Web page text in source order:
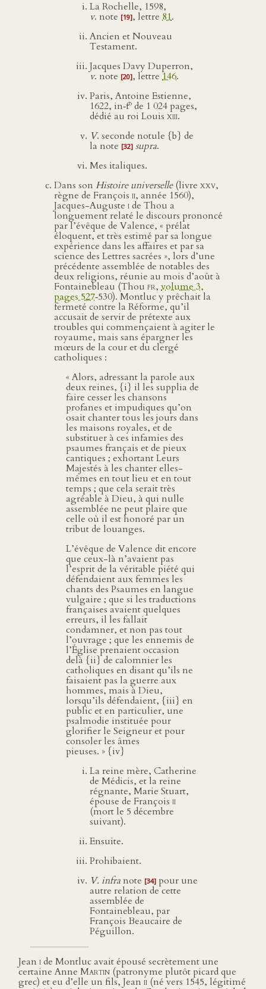
La Rochelle, 1598,
v. note [19], lettre 81.
Ancien et Nouveau
Testament.
Jacques Davy Duperron,
v. note [20], lettre 146.
Paris, Antoine Estienne,
1622, in‑fo de 1 024 pages,
dédié au roi Louis xiii.
V. seconde notule {b} de
la note [32] supra.
Mes italiques.
Dans son Histoire universelle(livre xxv,
règne de François ii, année 1560),
Jacques-Auguste ide Thou a
longuement relaté le discours prononcé
par l’évêque de Valence, « prélat
éloquent, et très estimé par sa longue
expérience dans les affaires et par sa
science des Lettres sacrées », lors d’une
précédente assemblée de notables des
deux religions, réunie au mois d’août à
Fontainebleau (Thou fr, volume 3,
pages 527‑530). Montluc y prêchait la
fermeté contre la Réforme, qu’il
accusait de servir de prétexte aux
troubles qui commençaient à agiter le
royaume, mais sans épargner les
mœurs de la cour et du clergé
catholiques :
« Alors, adressant la parole aux
deux reines, {i} il les supplia de
faire cesser les chansons
profanes et impudiques qu’on
osait chanter tous les jours dans
les maisons royales, et de
substituer à ces infamies des
psaumes français et de pieux
cantiques ; exhortant Leurs
Majestés à les chanter elles-
mêmes en tout lieu et en tout
temps ; que cela serait très
agréable à Dieu, à qui nulle
assemblée ne peut plaire que
celle où il est honoré par un
tribut de louanges.
L’évêque de Valence dit encore
que ceux-là n’avaient pas
l’esprit de la véritable piété qui
défendaient aux femmes les
chants des Psaumes en langue
vulgaire ; que si les traductions
françaises avaient quelques
erreurs, il les fallait
condamner, et non pas tout
l’ouvrage ; que les ennemis de
l’Église prenaient occasion
delà {ii} de calomnier les
catholiques en disant qu’ils ne
faisaient pas la guerre aux
hommes, mais à Dieu,
lorsqu’ils défendaient, {iii} en
public et en particulier, une
psalmodie instituée pour
glorifier le Seigneur et pour
consoler les âmes
pieuses. » {iv}
La reine mère, Catherine
de Médicis, et la reine
régnante, Marie Stuart,
épouse de François ii
(mort le 5 décembre
suivant).
Ensuite.
Prohibaient.
V. infra note [34] pour une
autre relation de cette
assemblée de
Fontainebleau, par
François Beaucaire de
Péguillon.
Jean ide Montluc avait épousé secrètement une
certaine Anne Martin (patronyme plutôt picard que
grec) et eu d’elle un fils, Jean ii (né vers 1545, légitimé